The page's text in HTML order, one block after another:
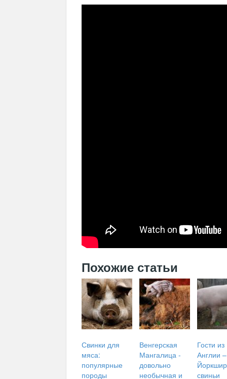
Похожие статьи
Свинки для
мяса:
популярные
породы
Венгерская
Мангалица -
довольно
необычная и
Гости из
Англии –
свиньи